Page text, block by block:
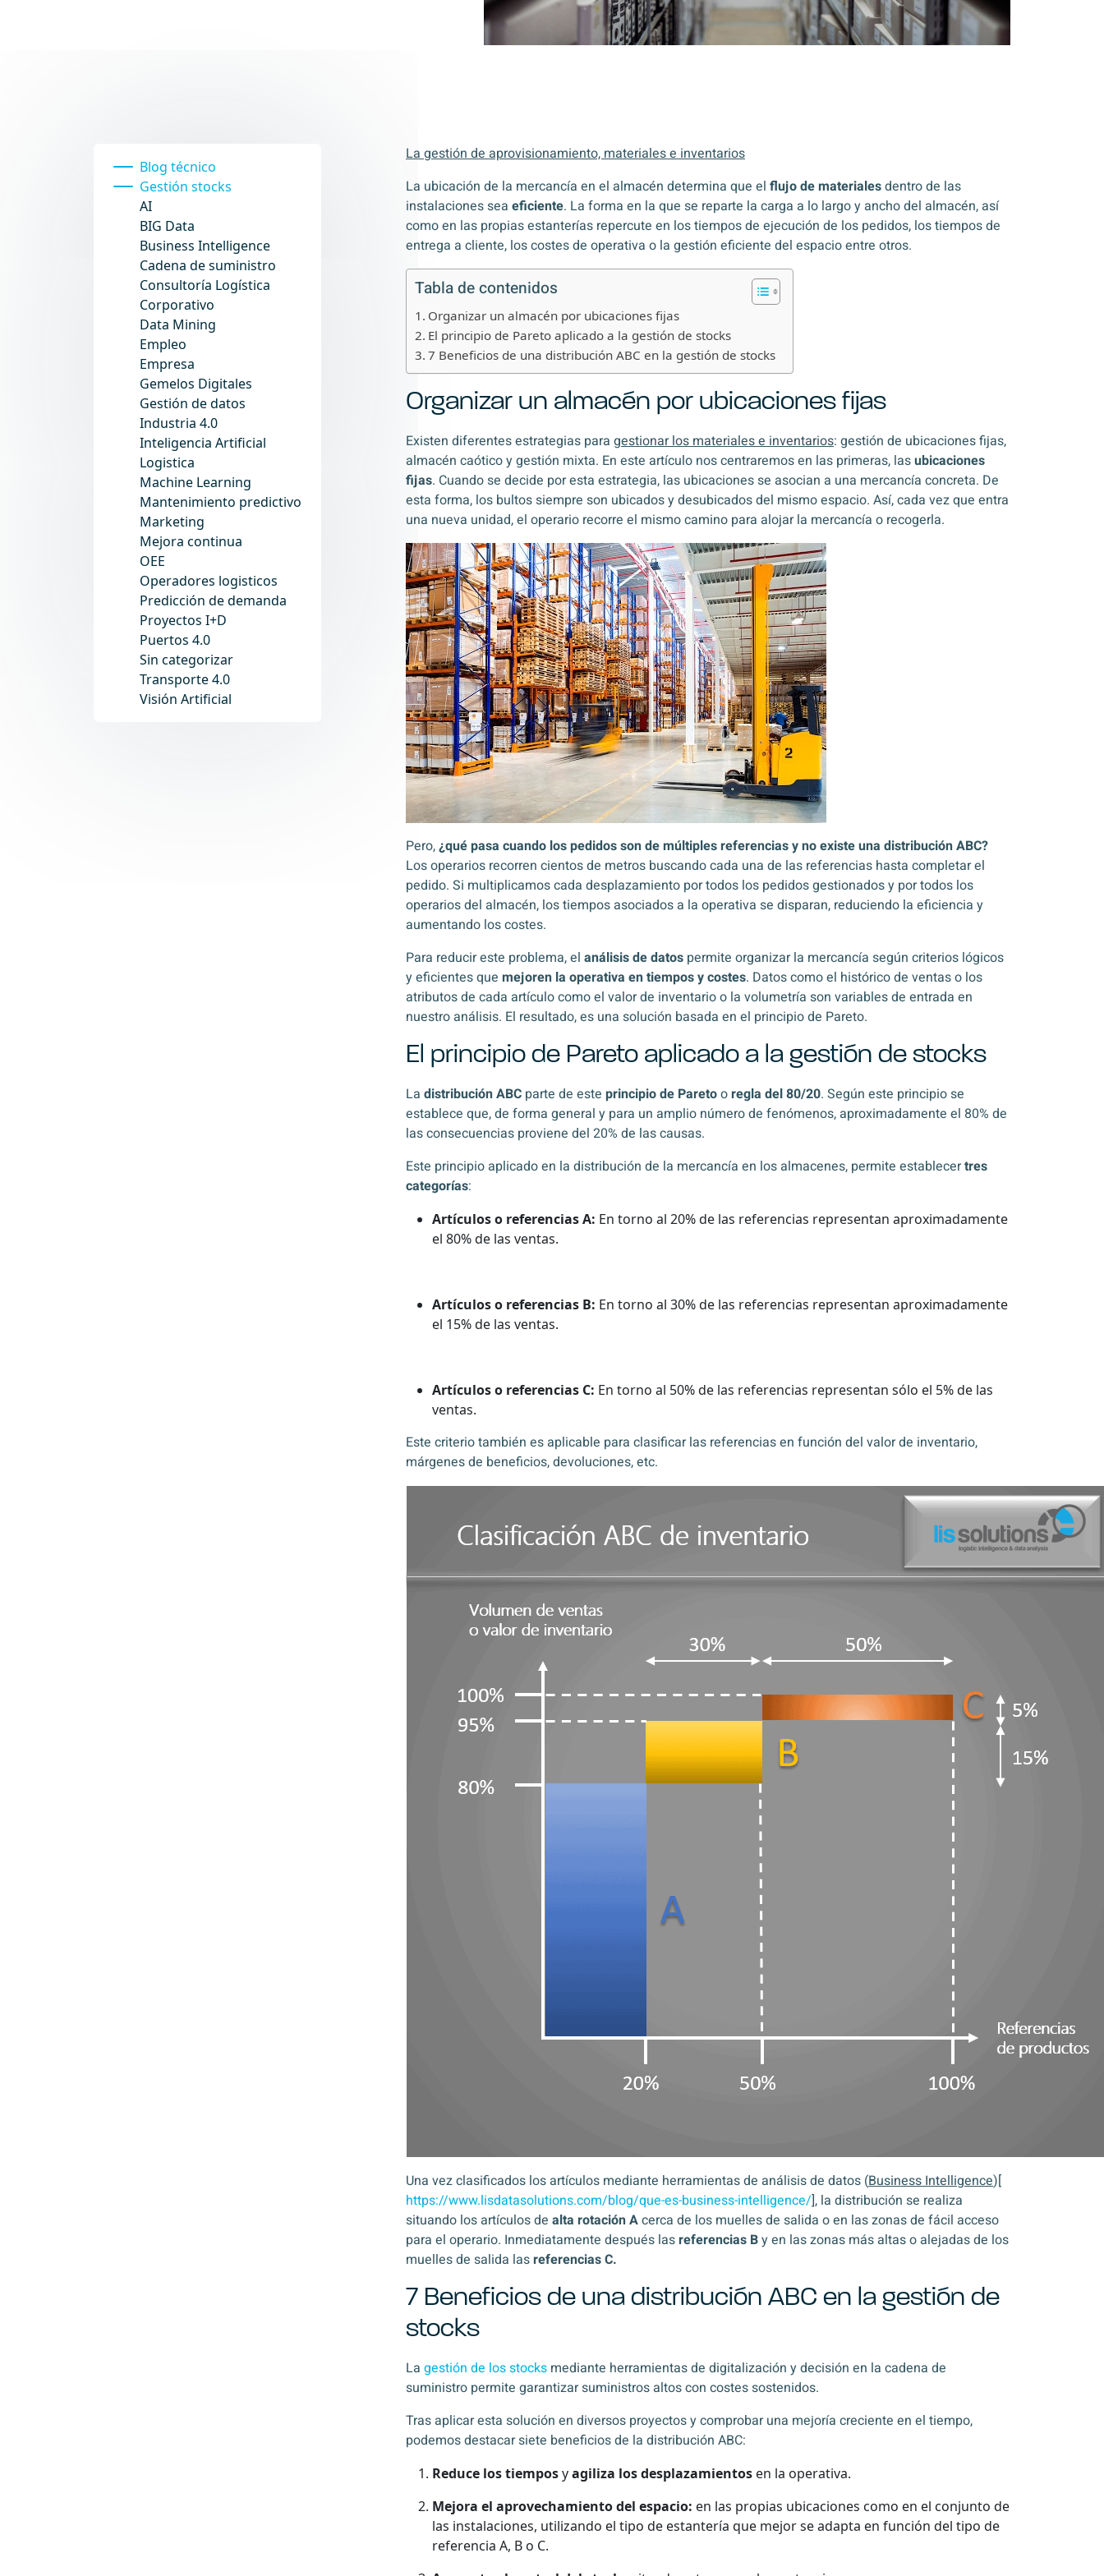
Blog técnico
Gestión stocks
AI
BIG Data
Business Intelligence
Cadena de suministro
Consultoría Logística
Corporativo
Data Mining
Empleo
Empresa
Gemelos Digitales
Gestión de datos
Industria 4.0
Inteligencia Artificial
Logistica
Machine Learning
Mantenimiento predictivo
Marketing
Mejora continua
OEE
Operadores logisticos
Predicción de demanda
Proyectos I+D
Puertos 4.0
Sin categorizar
Transporte 4.0
Visión Artificial
La gestión de aprovisionamiento, materiales e inventarios
La ubicación de la mercancía en el almacén determina que el flujo de materialesdentro de las
instalaciones sea eficiente. La forma en la que se reparte la carga a lo largo y ancho del almacén, así
como en las propias estanterías repercute en los tiempos de ejecución de los pedidos, los tiempos de
entrega a cliente, los costes de operativa o la gestión eficiente del espacio entre otros.
Tabla de contenidos
Organizar un almacén por ubicaciones fijas
El principio de Pareto aplicado a la gestión de stocks
7 Beneficios de una distribución ABC en la gestión de stocks
Organizar un almacén por ubicaciones fijas
Existen diferentes estrategias para gestionar los materiales e inventarios: gestión de ubicaciones fijas,
almacén caótico y gestión mixta. En este artículo nos centraremos en las primeras, lasubicaciones
fijas. Cuando se decide por esta estrategia, las ubicaciones se asocian a una mercancía concreta. De
esta forma, los bultos siempre son ubicados y desubicados del mismo espacio. Así, cada vez que entra
una nueva unidad, el operario recorre el mismo camino para alojar la mercancía o recogerla.
Pero,¿qué pasa cuando los pedidos son de múltiples referencias y no existe una distribución ABC?
Los operarios recorren cientos de metros buscando cada una de las referencias hasta completar el
pedido. Si multiplicamos cada desplazamiento por todos los pedidos gestionados y por todos los
operarios del almacén, los tiempos asociados a la operativa se disparan, reduciendo la eficiencia y
aumentando los costes.
Para reducir este problema, el análisis de datos permite organizar la mercancía según criterios lógicos
y eficientes que mejoren la operativa en tiempos y costes. Datos como el histórico de ventas o los
atributos de cada artículo como el valor de inventario o la volumetría son variables de entrada en
nuestro análisis. El resultado, es una solución basada en el principio de Pareto.
El principio de Pareto aplicado a la gestión de stocks
La distribución ABC parte de este principio de Paretooregla del 80/20. Según este principio se
establece que, de forma general y para un amplio número de fenómenos, aproximadamente el 80% de
las consecuencias proviene del 20% de las causas.
Este principio aplicado en la distribución de la mercancía en los almacenes, permite establecertres
categorías:
Artículos o referencias A: En torno al 20% de las referencias representan aproximadamente
el 80% de las ventas.
Artículos o referencias B: En torno al 30% de las referencias representan aproximadamente
el 15% de las ventas.
Artículos o referencias C: En torno al 50% de las referencias representan sólo el 5% de las
ventas.
Este criterio también es aplicable para clasificar las referencias en función del valor de inventario,
márgenes de beneficios, devoluciones, etc.
Una vez clasificados los artículos mediante herramientas de análisis de datos (Business Intelligence)[
https://www.lisdatasolutions.com/blog/que-es-business-intelligence/], la distribución se realiza
situando los artículos de alta rotaciónAcerca de los muelles de salida o en las zonas de fácil acceso
para el operario. Inmediatamente después lasreferencias By en las zonas más altas o alejadas de los
muelles de salida lasreferencias C.
7 Beneficios de una distribución ABC en la gestión de
stocks
La gestión de los stocks mediante herramientas de digitalización y decisión en la cadena de
suministro permite garantizar suministros altos con costes sostenidos.
Tras aplicar esta solución en diversos proyectos y comprobar una mejoría creciente en el tiempo,
podemos destacar siete beneficios de la distribución ABC:
Reduce los tiemposyagiliza los desplazamientos en la operativa.
Mejora el aprovechamiento del espacio: en las propias ubicaciones como en el conjunto de
las instalaciones, utilizando el tipo de estantería que mejor se adapta en función del tipo de
referencia A, B o C.